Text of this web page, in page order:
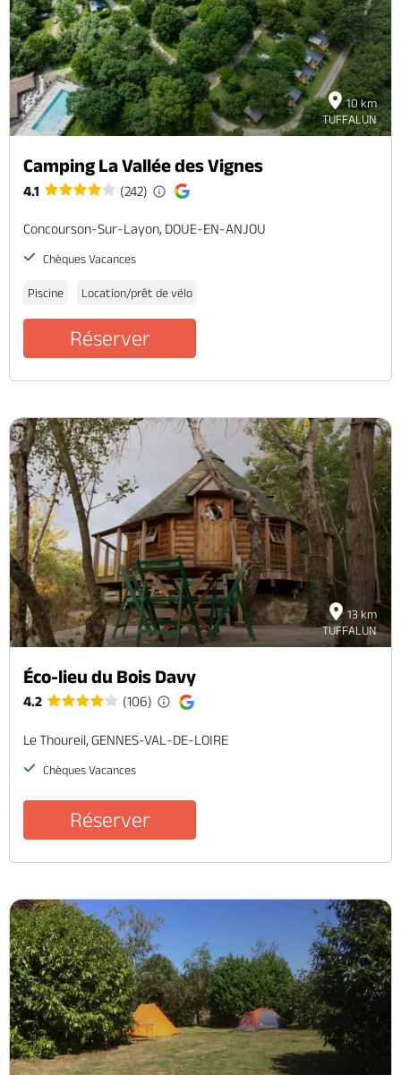
10 km
TUFFALUN
Camping La Vallée des Vignes
4.1 (242)
Concourson-Sur-Layon, DOUE-EN-ANJOU
Chèques Vacances
Piscine Location/prêt de vélo
Réserver
13 km
TUFFALUN
Éco-lieu du Bois Davy
4.2 (106)
Le Thoureil, GENNES-VAL-DE-LOIRE
Chèques Vacances
Réserver